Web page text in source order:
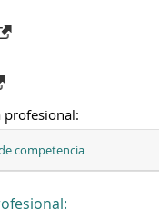
profesional:
competencia